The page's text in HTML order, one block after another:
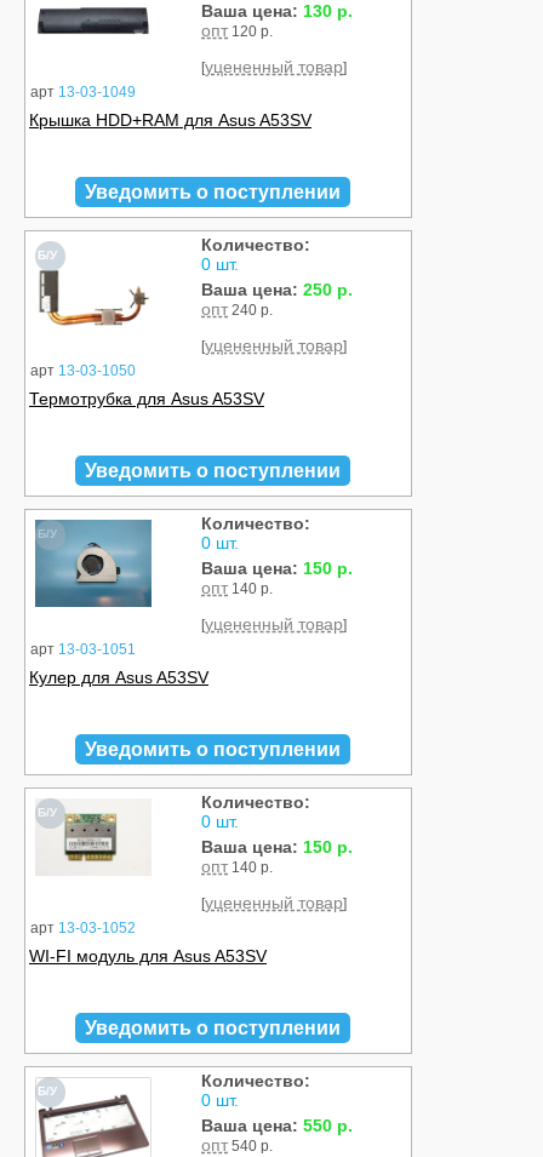
арт 13-03-1049
Ваша цена: 130 р.
опт 120 р.
[уцененный товар]
Крышка HDD+RAM для Asus A53SV
Уведомить о поступлении
Б/У
арт 13-03-1050
Количество:
0 шт.
Ваша цена: 250 р.
опт 240 р.
[уцененный товар]
Термотрубка для Asus A53SV
Уведомить о поступлении
Б/У
арт 13-03-1051
Количество:
0 шт.
Ваша цена: 150 р.
опт 140 р.
[уцененный товар]
Кулер для Asus A53SV
Уведомить о поступлении
Б/У
арт 13-03-1052
Количество:
0 шт.
Ваша цена: 150 р.
опт 140 р.
[уцененный товар]
WI-FI модуль для Asus A53SV
Уведомить о поступлении
Б/У
Количество:
0 шт.
Ваша цена: 550 р.
опт 540 р.